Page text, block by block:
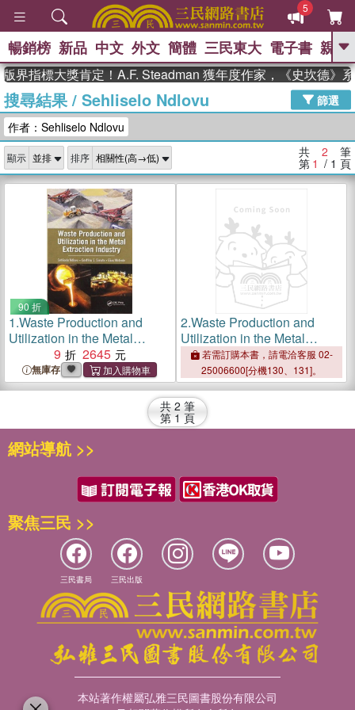
5
GO
熱搜： 東野圭吾 高希均教授回憶錄
、 The Odyssey 、 父親節 、 如果歷
獎 臺灣漫遊錄 、 方念華 、 台灣的李
登輝時代
數學女孩：黎曼猜想 、
偉大的迷走神經
暢銷榜 新品 中文 外文 簡體 三民東大 電子書 親子
界指標大獎肯定！A.F. Steadman 獲年度作家，《史坎德》
搜尋結果/ Sehliselo Ndlovu
篩選
作者：Sehliselo Ndlovu
顯示 排序 共 2 筆
第 1 / 1 頁
90 折
1.Waste Production and
Utilization in the Metal
Extraction Industry
9 2645
無庫存
2.Waste Production and
Utilization in the Metal
Extraction Industry
若需訂購本書，請電洽客服 02-
25006600[分機130、131]。
共 2 筆
第 1 頁
網站導航 >>
聚焦三民 >>
三民書局 三民出版
本站著作權屬弘雅三民圖書股份有限公司